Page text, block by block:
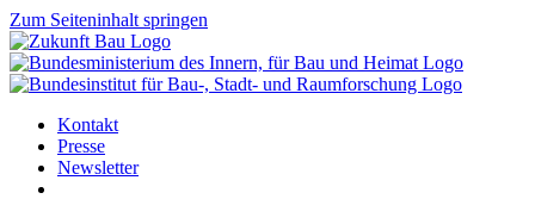
Zum Seiteninhalt springen
Kontakt
Presse
Newsletter